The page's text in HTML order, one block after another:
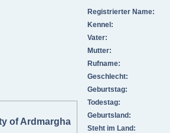
of Ardmargha
Registrierter Name:
Kennel:
Vater:
Mutter:
Rufname:
Geschlecht:
Geburtstag:
Todestag:
Geburtsland:
Steht im Land: